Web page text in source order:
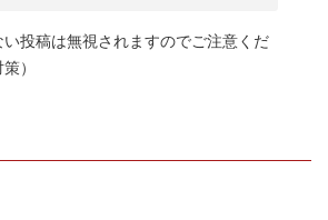
い投稿は無視されますのでご注意くだ
）